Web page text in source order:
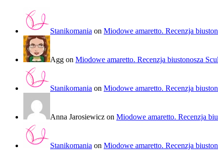
Stanikomania on Miodowe amaretto. Recenzja
Agg on Miodowe amaretto. Recenzja biustonosza
Stanikomania on Miodowe amaretto. Recenzja
Anna Jarosiewicz on Miodowe amaretto. Recenzja
Stanikomania on Miodowe amaretto. Recenzja